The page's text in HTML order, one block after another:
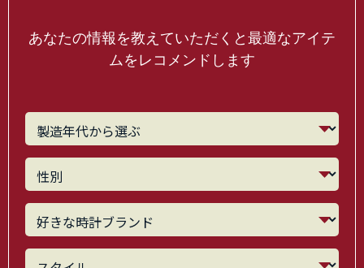
あなたの情報を教えていただくと最適なアイテ
ムをレコメンドします